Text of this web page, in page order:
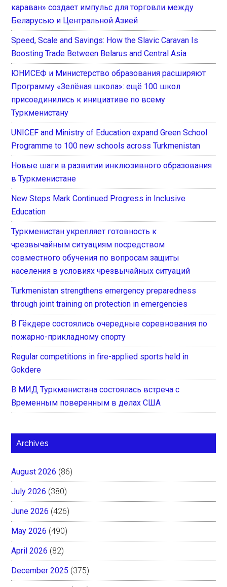
караван» создает импульс для торговли между
Беларусью и Центральной Азией
Speed, Scale and Savings: How the Slavic Caravan Is
Boosting Trade Between Belarus and Central Asia
ЮНИСЕФ и Министерство образования расширяют
Программу «Зелёная школа»: ещё 100 школ
присоединились к инициативе по всему
Туркменистану
UNICEF and Ministry of Education expand Green School
Programme to 100 new schools across Turkmenistan
Новые шаги в развитии инклюзивного образования
в Туркменистане
New Steps Mark Continued Progress in Inclusive
Education
Туркменистан укрепляет готовность к
чрезвычайным ситуациям посредством
совместного обучения по вопросам защиты
населения в условиях чрезвычайных ситуаций
Turkmenistan strengthens emergency preparedness
through joint training on protection in emergencies
В Гёкдере состоялись очередные соревнования по
пожарно-прикладному спорту
Regular competitions in fire-applied sports held in
Gokdere
В МИД Туркменистана состоялась встреча с
Временным поверенным в делах США
Archives
August 2026 (86)
July 2026 (380)
June 2026 (426)
May 2026 (490)
April 2026 (82)
December 2025 (375)